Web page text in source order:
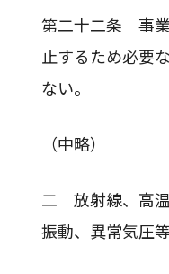
第二十二条 事
止するため必要
ない。
（中略）
二 放射線、高温
振動、異常気圧